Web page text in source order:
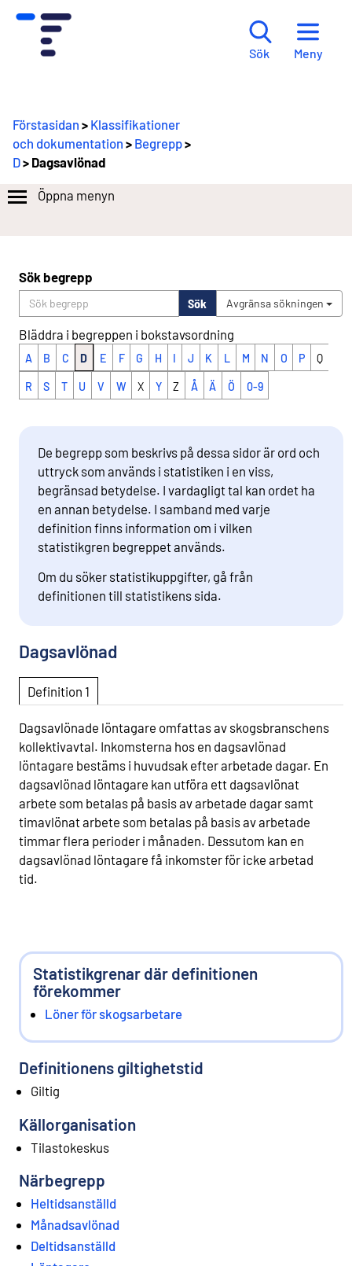
Sök Meny
Förstasidan > Klassifikationer
och dokumentation > Begrepp>
D> Dagsavlönad
Öppna menyn
Sök begrepp
Sök Avgränsa sökningen
Bläddra i begreppen i bokstavsordning
A B C D E F G H I J K L M N O P Q
R S T U V W X Y Z Å Ä Ö 0-9
De begrepp som beskrivs på dessa sidor är ord och
uttryck som används i statistiken i en viss,
begränsad betydelse. I vardagligt tal kan ordet ha
en annan betydelse. I samband med varje
definition finns information om i vilken
statistikgren begreppet används.
Om du söker statistikuppgifter, gå från
definitionen till statistikens sida.
Dagsavlönad
Definition 1
Dagsavlönade löntagare omfattas av skogsbranschens
kollektivavtal. Inkomsterna hos en dagsavlönad
löntagare bestäms i huvudsak efter arbetade dagar. En
dagsavlönad löntagare kan utföra ett dagsavlönat
arbete som betalas på basis av arbetade dagar samt
timavlönat arbete som betalas på basis av arbetade
timmar flera perioder i månaden. Dessutom kan en
dagsavlönad löntagare få inkomster för icke arbetad
tid.
Statistikgrenar där definitionen
förekommer
Löner för skogsarbetare
Definitionens giltighetstid
Giltig
Källorganisation
Tilastokeskus
Närbegrepp
Heltidsanställd
Månadsavlönad
Deltidsanställd